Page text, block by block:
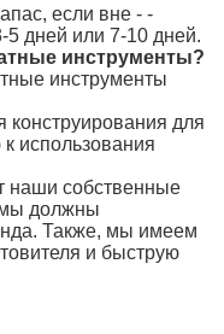
если вне - -
5 дней или 7-10 дней.
инструменты?
инструменты
для
использования
наши собственные
должны
Также, мы имеем
и быструю